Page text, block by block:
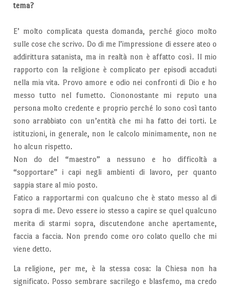
tema?
E’ molto complicata questa domanda, perché gioco molto
sulle cose che scrivo. Do di me l’impressione di essere ateo o
addirittura satanista, ma in realtà non è affatto così. Il mio
rapporto con la religione è complicato per episodi accaduti
nella mia vita. Provo amore e odio nei confronti di Dio e ho
messo tutto nel fumetto. Ciononostante mi reputo una
persona molto credente e proprio perché lo sono così tanto
sono arrabbiato con un’entità che mi ha fatto dei torti. Le
istituzioni, in generale, non le calcolo minimamente, non ne
ho alcun rispetto.
Non do del “maestro” a nessuno e ho difficoltà a
“sopportare” i capi negli ambienti di lavoro, per quanto
sappia stare al mio posto.
Fatico a rapportarmi con qualcuno che è stato messo al di
sopra di me. Devo essere io stesso a capire se quel qualcuno
merita di starmi sopra, discutendone anche apertamente,
faccia a faccia. Non prendo come oro colato quello che mi
viene detto.
La religione, per me, è la stessa cosa: la Chiesa non ha
significato. Posso sembrare sacrilego e blasfemo, ma credo